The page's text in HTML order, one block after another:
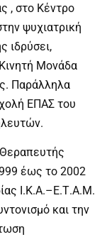
, στο Κέντρο
ψυχιατρική
ιδρύσει,
Μονάδα
Παράλληλα
ΕΠΑΣ του
έως το 2002
Ι.Κ.Α.–Ε.Τ.Α.Μ.
και την